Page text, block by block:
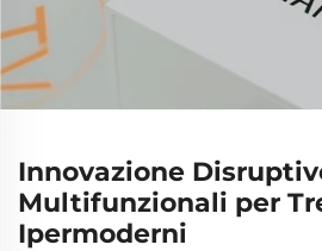
Innovazione
Multifunzionali per
Ipermoderni